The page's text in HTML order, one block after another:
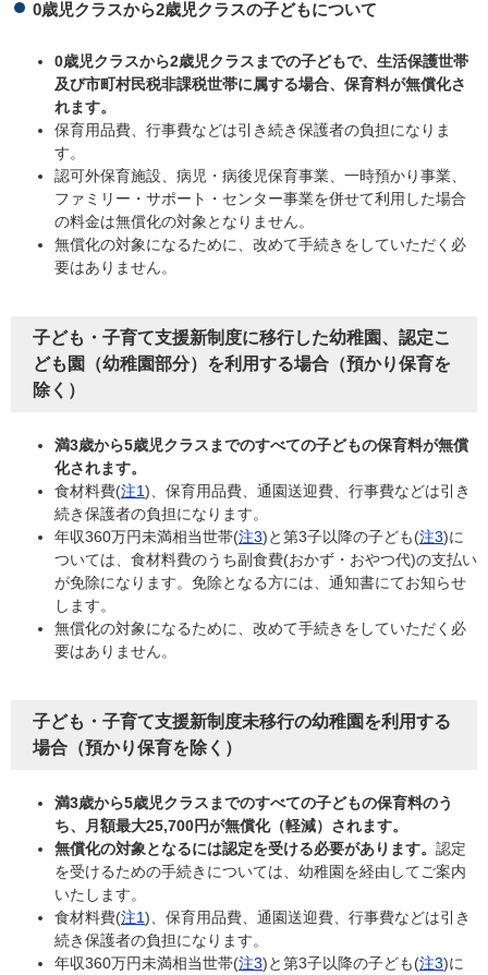
0歳児クラスから2歳児クラスの子どもについて
0歳児クラスから2歳児クラスまでの子どもで、生活保護世帯
及び市町村民税非課税世帯に属する場合、保育料が無償化さ
れます。
保育用品費、行事費などは引き続き保護者の負担になりま
す。
認可外保育施設、病児・病後児保育事業、一時預かり事業、
ファミリー・サポート・センター事業を併せて利用した場合
の料金は無償化の対象となりません。
無償化の対象になるために、改めて手続きをしていただく必
要はありません。
子ども・子育て支援新制度に移行した幼稚園、認定こ
ども園（幼稚園部分）を利用する場合（預かり保育を
除く）
満3歳から5歳児クラスまでのすべての子どもの保育料が無償
化されます。
食材料費(注1)、保育用品費、通園送迎費、行事費などは引き
続き保護者の負担になります。
年収360万円未満相当世帯(注3)と第3子以降の子ども(注3)に
ついては、食材料費のうち副食費(おかず・おやつ代)の支払い
が免除になります。免除となる方には、通知書にてお知らせ
します。
無償化の対象になるために、改めて手続きをしていただく必
要はありません。
子ども・子育て支援新制度未移行の幼稚園を利用する
場合（預かり保育を除く）
満3歳から5歳児クラスまでのすべての子どもの保育料のう
ち、月額最大25,700円が無償化（軽減）されます。
無償化の対象となるには認定を受ける必要があります。 認定
を受けるための手続きについては、幼稚園を経由してご案内
いたします。
食材料費(注1)、保育用品費、通園送迎費、行事費などは引き
続き保護者の負担になります。
年収360万円未満相当世帯(注3)と第3子以降の子ども(注3)に